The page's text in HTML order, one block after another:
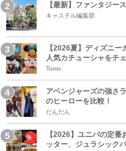
【最新】ファンタジー
キャステル編集部
【2026夏】ディズニ
人気カチューシャをチ
Tomo
アベンジャーズの強さ
のヒーローを比較！
だんだん
【2026】ユニバの定
ッター、ジュラシック